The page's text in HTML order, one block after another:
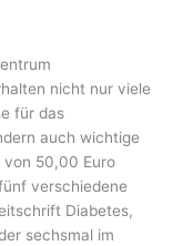
nicht nur viele
für das
auch wichtige
von 50,00 Euro
verschiedene
Diabetes,
sechsmal im